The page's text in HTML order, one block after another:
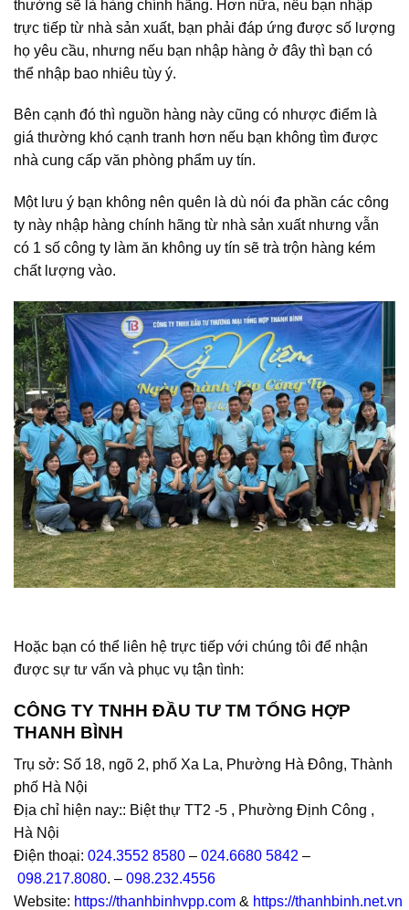
thường sẽ là hàng chính hãng. Hơn nữa, nếu bạn nhập
trực tiếp từ nhà sản xuất, bạn phải đáp ứng được số lượng
họ yêu cầu, nhưng nếu bạn nhập hàng ở đây thì bạn có
thể nhập bao nhiêu tùy ý.
Bên cạnh đó thì nguồn hàng này cũng có nhược điểm là
giá thường khó cạnh tranh hơn nếu bạn không tìm được
nhà cung cấp văn phòng phẩm uy tín.
Một lưu ý bạn không nên quên là dù nói đa phần các công
ty này nhập hàng chính hãng từ nhà sản xuất nhưng vẫn
có 1 số công ty làm ăn không uy tín sẽ trà trộn hàng kém
chất lượng vào.
Hoặc bạn có thể liên hệ trực tiếp với chúng tôi để nhận
được sự tư vấn và phục vụ tận tình:
CÔNG TY TNHH ĐẦU TƯ TM TỔNG HỢP
THANH BÌNH
Trụ sở: Số 18, ngõ 2, phố Xa La, Phường Hà Đông, Thành
phố Hà Nội
Địa chỉ hiện nay:: Biệt thự TT2 -5 , Phường Định Công ,
Hà Nội
Điện thoại: 024.3552 8580 – 024.6680 5842 –
098.217.8080. – 098.232.4556
Website: https://thanhbinhvpp.com & https://thanhbinh.net.vn